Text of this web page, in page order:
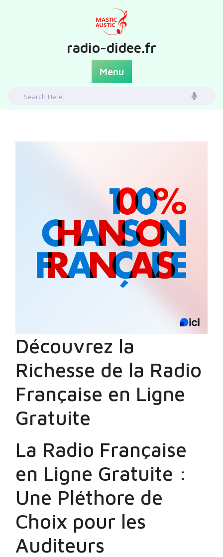
radio-didee.fr
Menu
Search
Découvrez la
Richesse de la Radio
Française en Ligne
Gratuite
La Radio Française
en Ligne Gratuite :
Une Pléthore de
Choix pour les
Auditeurs